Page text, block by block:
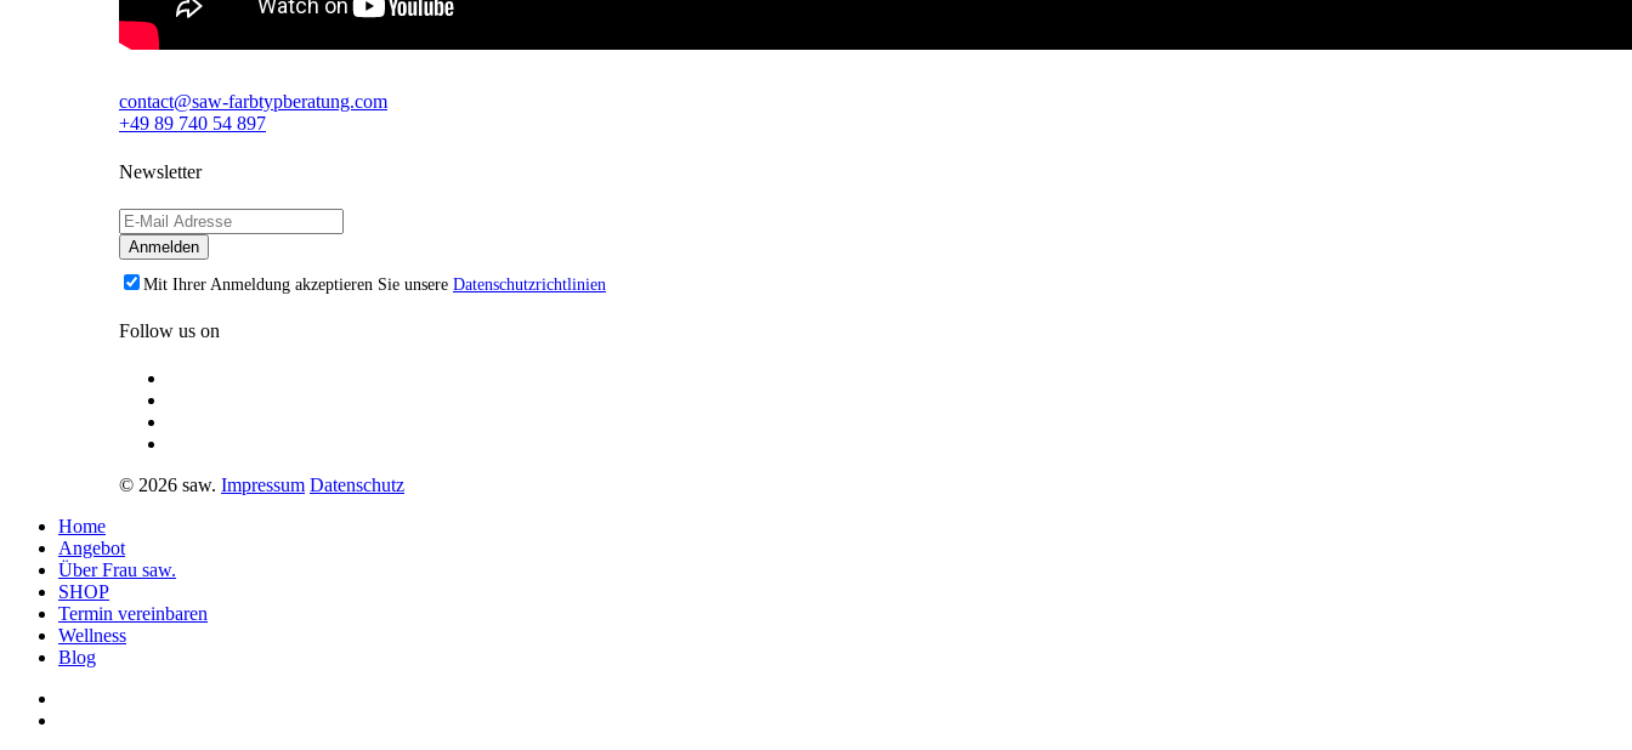
contact@saw-farbtypberatung.com
+49 89 740 54 897
Newsletter
Mit Ihrer Anmeldung akzeptieren Sie unsere Datenschutzrichtlinien
Follow us on
© 2026 saw. Impressum Datenschutz
Home
Angebot
Über Frau saw.
SHOP
Termin vereinbaren
Wellness
Blog